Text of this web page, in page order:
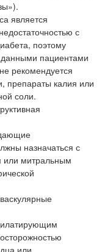
является
с
поэтому
пациентами
рекомендуется
препараты калия или
соли.
назначаться с
или митральным
или